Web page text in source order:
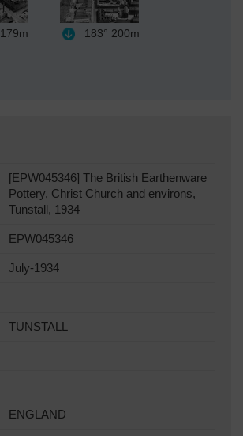
179m 183° 200m
[EPW045346] The British Earthenware
Pottery, Christ Church and environs,
Tunstall, 1934
EPW045346
July-1934
TUNSTALL
ENGLAND